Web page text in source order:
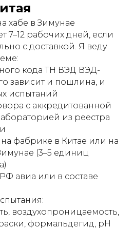
хабе в Зимунае
7–12 рабочих дней, если
с доставкой. Я веду
кода ТН ВЭД ВЭД-
зависит и пошлина, и
испытаний
с аккредитованной
из реестра
фабрике в Китае или на
(3–5 единиц
авиа или в составе
воздухопроницаемость,
формальдегид, pH